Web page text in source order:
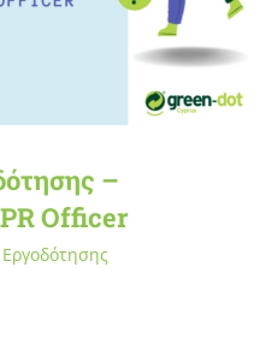
–
Officer
Εργοδότησης